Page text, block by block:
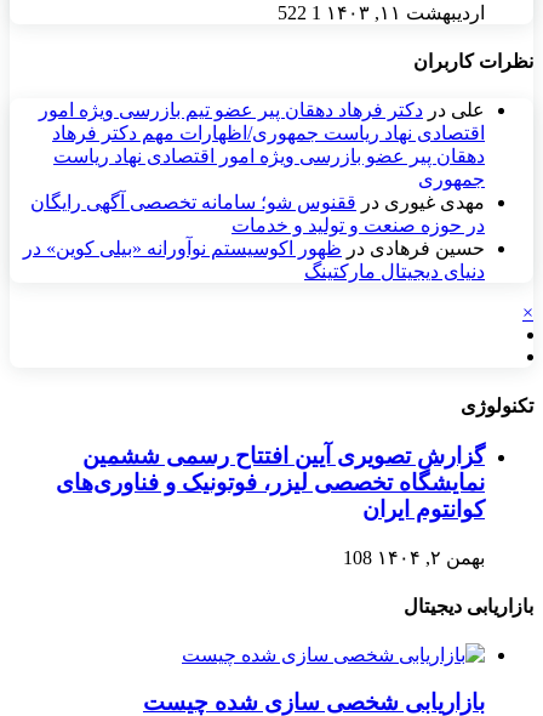
اردیبهشت ۱۱, ۱۴۰۳ 1
522
نظرات کاربران
علی در دکتر فرهاد دهقان پیر عضو تيم بازرسی ويژه امور
اقتصادی نهاد رياست جمهوری/اظهارات مهم دکتر فرهاد
دهقان پیر عضو بازرسی ویژه امور اقتصادی نهاد ریاست
جمهوری
مهدی غیوری در ققنوس شو؛ سامانه تخصصی آگهی رایگان
در حوزه صنعت و تولید و خدمات
حسین فرهادی در ظهور اکوسیستم نوآورانه «بیلی کوین» در
دنیای دیجیتال مارکتینگ
×
تکنولوژی
گزارش تصویری آیین افتتاح رسمی ششمین
نمایشگاه تخصصی لیزر، فوتونیک و فناوری‌های
کوانتوم ایران
بهمن ۲, ۱۴۰۴ 108
بازاریابی دیجیتال
بازاریابی شخصی سازی شده چیست